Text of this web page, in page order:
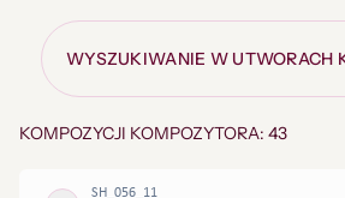
WYSZUKIWANIE W UTWORACH
KOMPOZYCJI KOMPOZYTORA: 43
SH_056_11